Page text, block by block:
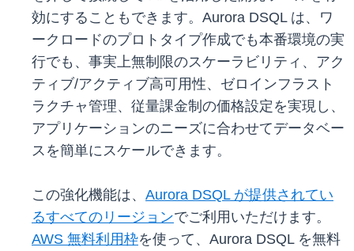
効にすることもできます。Aurora DSQL は、ワ
ークロードのプロトタイプ作成でも本番環境の実
行でも、事実上無制限のスケーラビリティ、アク
ティブ/アクティブ高可用性、ゼロインフラスト
ラクチャ管理、従量課金制の価格設定を実現し、
アプリケーションのニーズに合わせてデータベー
スを簡単にスケールできます。
この強化機能は、 Aurora DSQL が提供されてい
るすべてのリージョンでご利用いただけます。
AWS 無料利用枠を使って、Aurora DSQL を無料